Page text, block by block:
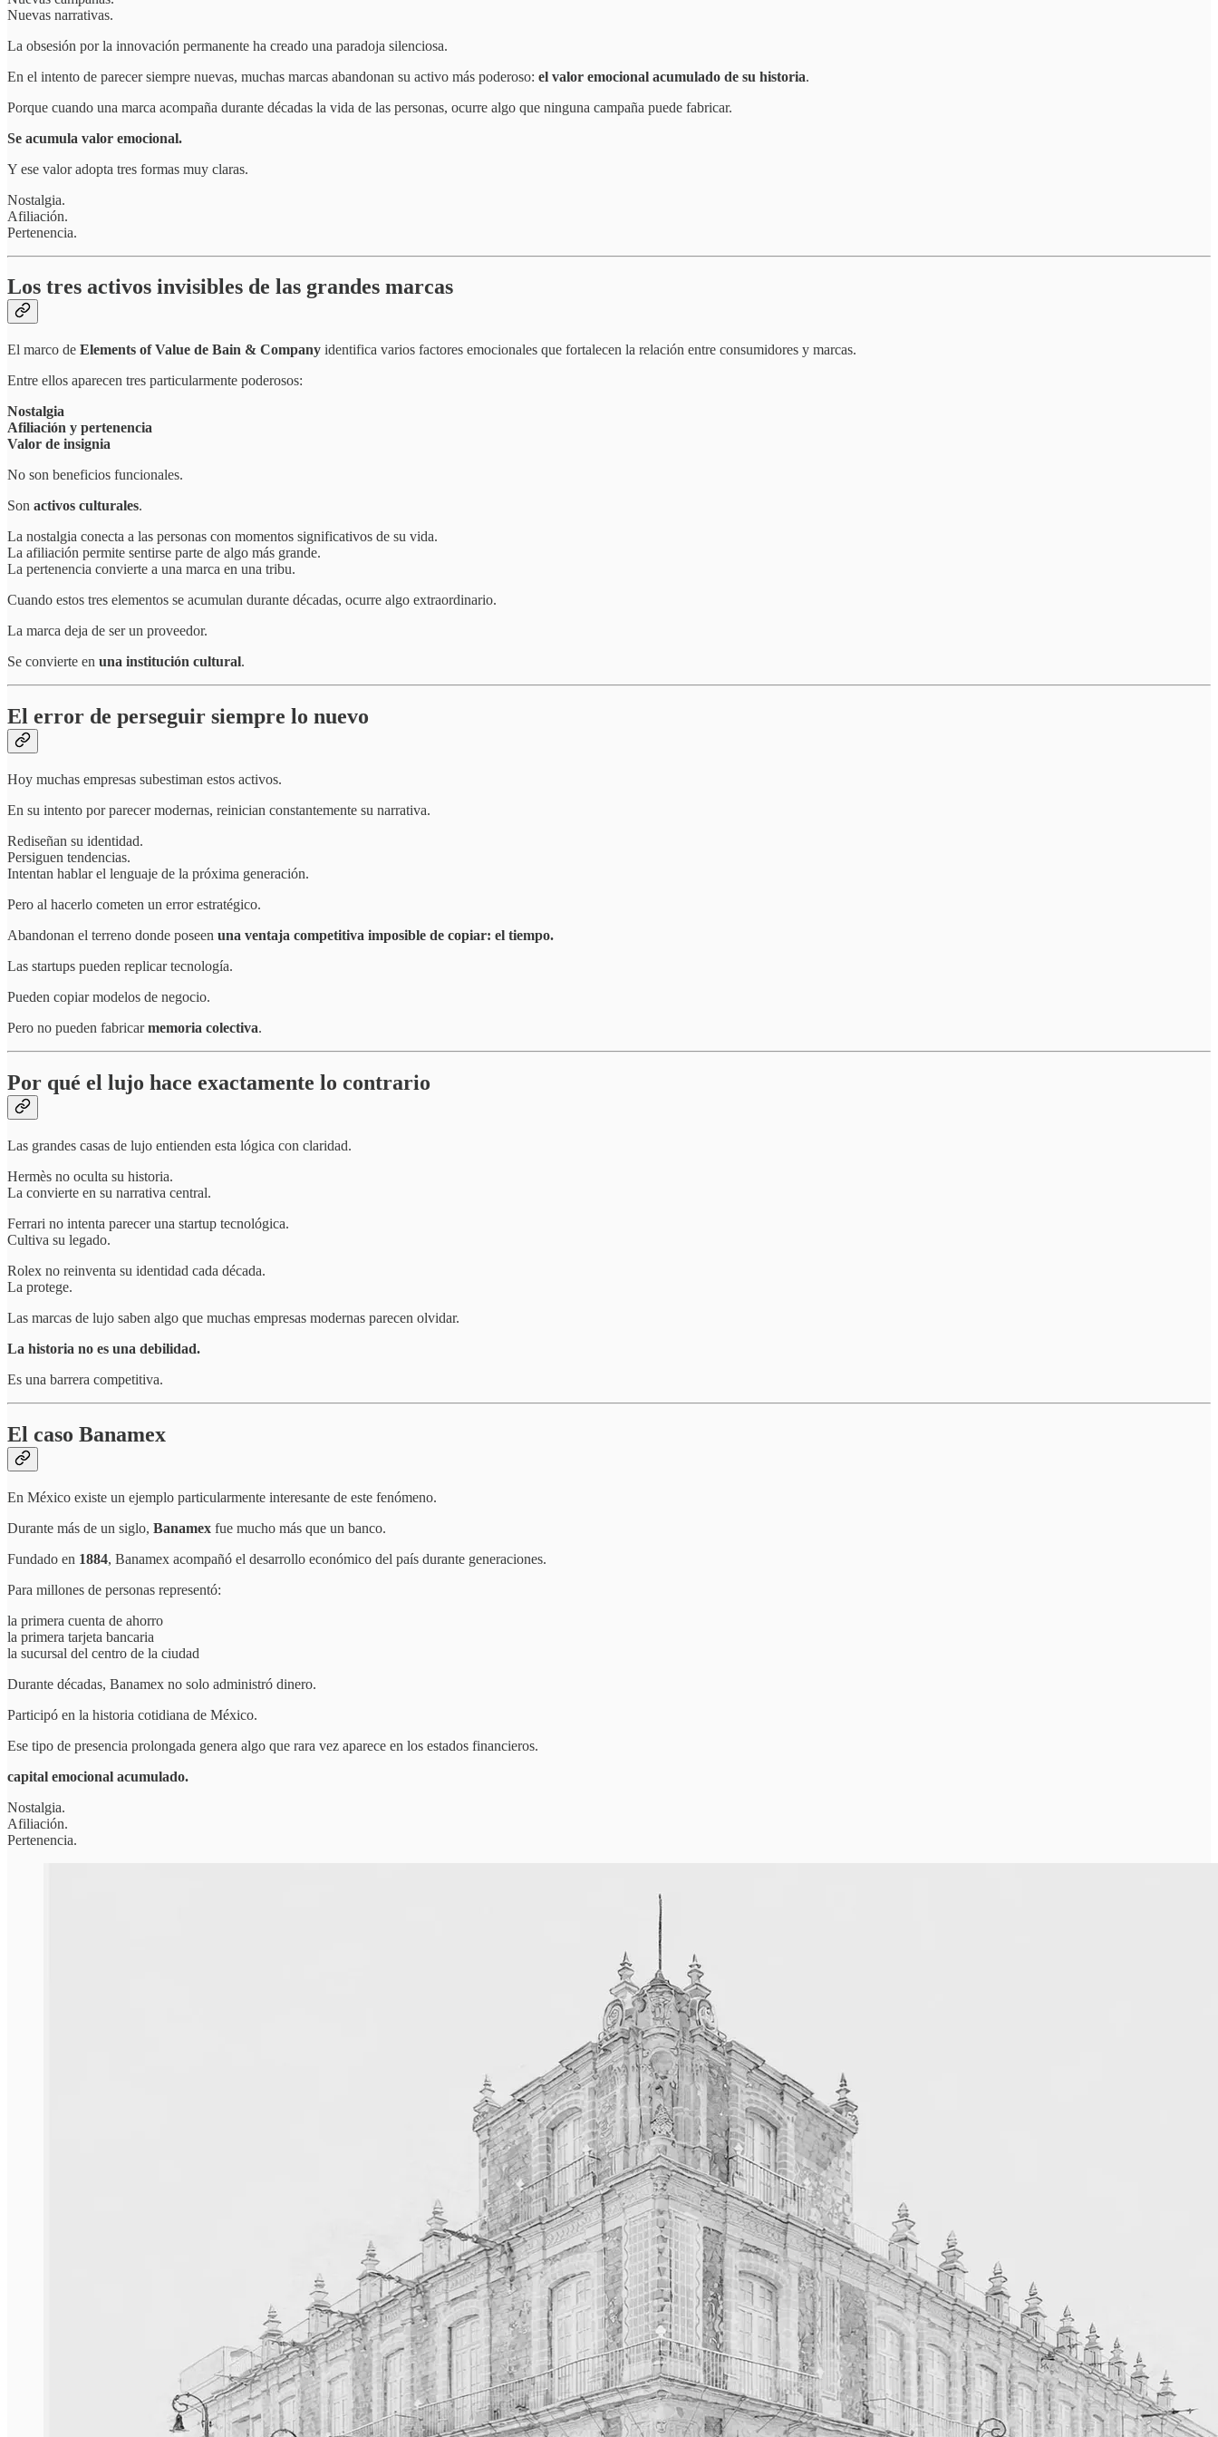
Nuevas narrativas.
La obsesión por la innovación permanente ha creado una paradoja silenciosa.
En el intento de parecer siempre nuevas, muchas marcas abandonan su activo más poderoso: el valor emocional acumulado de su historia.
Porque cuando una marca acompaña durante décadas la vida de las personas, ocurre algo que ninguna campaña puede fabricar.
Se acumula valor emocional.
Y ese valor adopta tres formas muy claras.
Nostalgia.
Afiliación.
Pertenencia.
Los tres activos invisibles de las grandes marcas
El marco de Elements of Value de Bain & Company identifica varios factores emocionales que fortalecen la relación entre consumidores y marcas.
Entre ellos aparecen tres particularmente poderosos:
Nostalgia
Afiliación y pertenencia
Valor de insignia
No son beneficios funcionales.
Son activos culturales.
La nostalgia conecta a las personas con momentos significativos de su vida.
La afiliación permite sentirse parte de algo más grande.
La pertenencia convierte a una marca en una tribu.
Cuando estos tres elementos se acumulan durante décadas, ocurre algo extraordinario.
La marca deja de ser un proveedor.
Se convierte en una institución cultural.
El error de perseguir siempre lo nuevo
Hoy muchas empresas subestiman estos activos.
En su intento por parecer modernas, reinician constantemente su narrativa.
Rediseñan su identidad.
Persiguen tendencias.
Intentan hablar el lenguaje de la próxima generación.
Pero al hacerlo cometen un error estratégico.
Abandonan el terreno donde poseen una ventaja competitiva imposible de copiar: el tiempo.
Las startups pueden replicar tecnología.
Pueden copiar modelos de negocio.
Pero no pueden fabricarmemoria colectiva.
Por qué el lujo hace exactamente lo contrario
Las grandes casas de lujo entienden esta lógica con claridad.
Hermès no oculta su historia.
La convierte en su narrativa central.
Ferrari no intenta parecer una startup tecnológica.
Cultiva su legado.
Rolex no reinventa su identidad cada década.
La protege.
Las marcas de lujo saben algo que muchas empresas modernas parecen olvidar.
La historia no es una debilidad.
Es una barrera competitiva.
El caso Banamex
En México existe un ejemplo particularmente interesante de este fenómeno.
Durante más de un siglo, Banamex fue mucho más que un banco.
Fundado en 1884, Banamex acompañó el desarrollo económico del país durante generaciones.
Para millones de personas representó:
la primera cuenta de ahorro
la primera tarjeta bancaria
la sucursal del centro de la ciudad
Durante décadas, Banamex no solo administró dinero.
Participó en la historia cotidiana de México.
Ese tipo de presencia prolongada genera algo que rara vez aparece en los estados financieros.
capital emocional acumulado.
Nostalgia.
Afiliación.
Pertenencia.